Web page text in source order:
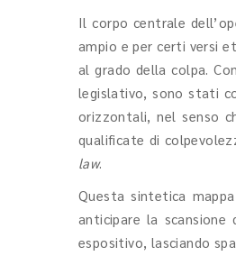
Il corpo centrale
ampio e per certi versi
al grado della colpa.
legislativo, sono stati
orizzontali, nel senso
qualificate di
law.
Questa sintetica
anticipare la scansione
espositivo, lasciando